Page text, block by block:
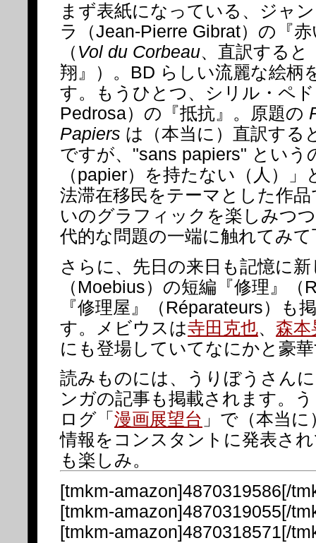
まず表紙になっている、ジャ
ラ（Jean-Pierre Gibrat）の『
（ Vol du Corbeau、直訳すると
翔』）。BD らしい流麗な絵柄
す。もうひとつ、シリル・ペ
Pedrosa）の『抵抗』。原題の
Papiers は（本当に）直訳する
ですが、"sans papiers" という
（papier）を持たない（人）
法滞在移民をテーマとした作
いのグラフィックを楽しみつ
代的な問題の一端に触れてみ
さらに、先日の来日も記憶に
（Moebius）の短編『修理』（
『修理屋』（Réparateurs）も
す。メビウスは寺田克也、 森本
にも登場していてなにかと豪
読みものには、うりぼうさん
ンガの記事も掲載されます。
ログ「 漫画展望台 」で（本当
情報をコンスタントに発表さ
も楽しみ。
[tmkm-amazon]4870319586[/
[tmkm-amazon]4870319055[/
[tmkm-amazon]4870318571[/